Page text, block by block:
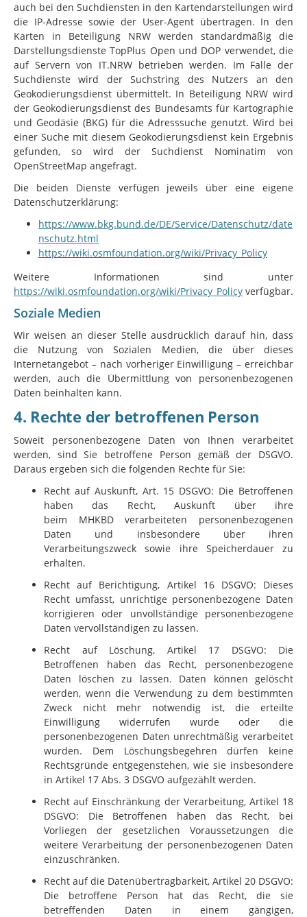
auch bei den Suchdiensten in den Kartendarstellungen wird
die IP-Adresse sowie der User-Agent übertragen. In den
Karten in Beteiligung NRW werden standardmäßig die
Darstellungsdienste TopPlus Open und DOP verwendet, die
auf Servern von IT.NRWbetrieben werden. Im Falle der
Suchdienste wird der Suchstring des Nutzers an den
Geokodierungsdienst übermittelt. In Beteiligung NRW wird
der Geokodierungsdienst des Bundesamts für Kartographie
und Geodäsie (BKG) für die Adresssuche genutzt. Wird bei
einer Suche mit diesem Geokodierungsdienst kein Ergebnis
gefunden, so wird der Suchdienst Nominatim von
OpenStreetMap angefragt.
Die beiden Dienste verfügen jeweils über eine eigene
Datenschutzerklärung:
https://www.bkg.bund.de/DE/Service/Datenschutz/date
nschutz.html
https://wiki.osmfoundation.org/wiki/Privacy_Policy
Weitere Informationen sind unter
https://wiki.osmfoundation.org/wiki/Privacy_Policy verfügbar.
Soziale Medien
Wir weisen an dieser Stelle ausdrücklich darauf hin, dass
die Nutzung von Sozialen Medien, die über dieses
Internetangebot – nach vorheriger Einwilligung – erreichbar
werden, auch die Übermittlung von personenbezogenen
Daten beinhalten kann.
4. Rechte der betroffenen Person
Soweit personenbezogene Daten von Ihnen verarbeitet
werden, sind Sie betroffene Person gemäß der DSGVO.
Daraus ergeben sich die folgenden Rechte für Sie:
Recht auf Auskunft, Art. 15 DSGVO: Die Betroffenen
haben das Recht, Auskunft über ihre
beim MHKBDverarbeiteten personenbezogenen
Daten und insbesondere über ihren
Verarbeitungszweck sowie ihre Speicherdauer zu
erhalten.
Recht auf Berichtigung, Artikel 16 DSGVO: Dieses
Recht umfasst, unrichtige personenbezogene Daten
korrigieren oder unvollständige personenbezogene
Daten vervollständigen zu lassen.
Recht auf Löschung, Artikel 17 DSGVO: Die
Betroffenen haben das Recht, personenbezogene
Daten löschen zu lassen. Daten können gelöscht
werden, wenn die Verwendung zu dem bestimmten
Zweck nicht mehr notwendig ist, die erteilte
Einwilligung widerrufen wurde oder die
personenbezogenen Daten unrechtmäßig verarbeitet
wurden. Dem Löschungsbegehren dürfen keine
Rechtsgründe entgegenstehen, wie sie insbesondere
in Artikel 17 Abs. 3 DSGVO aufgezählt werden.
Recht auf Einschränkung der Verarbeitung, Artikel 18
DSGVO: Die Betroffenen haben das Recht, bei
Vorliegen der gesetzlichen Voraussetzungen die
weitere Verarbeitung der personenbezogenen Daten
einzuschränken.
Recht auf die Datenübertragbarkeit, Artikel 20 DSGVO:
Die betroffene Person hat das Recht, die sie
betreffenden Daten in einem gängigen,